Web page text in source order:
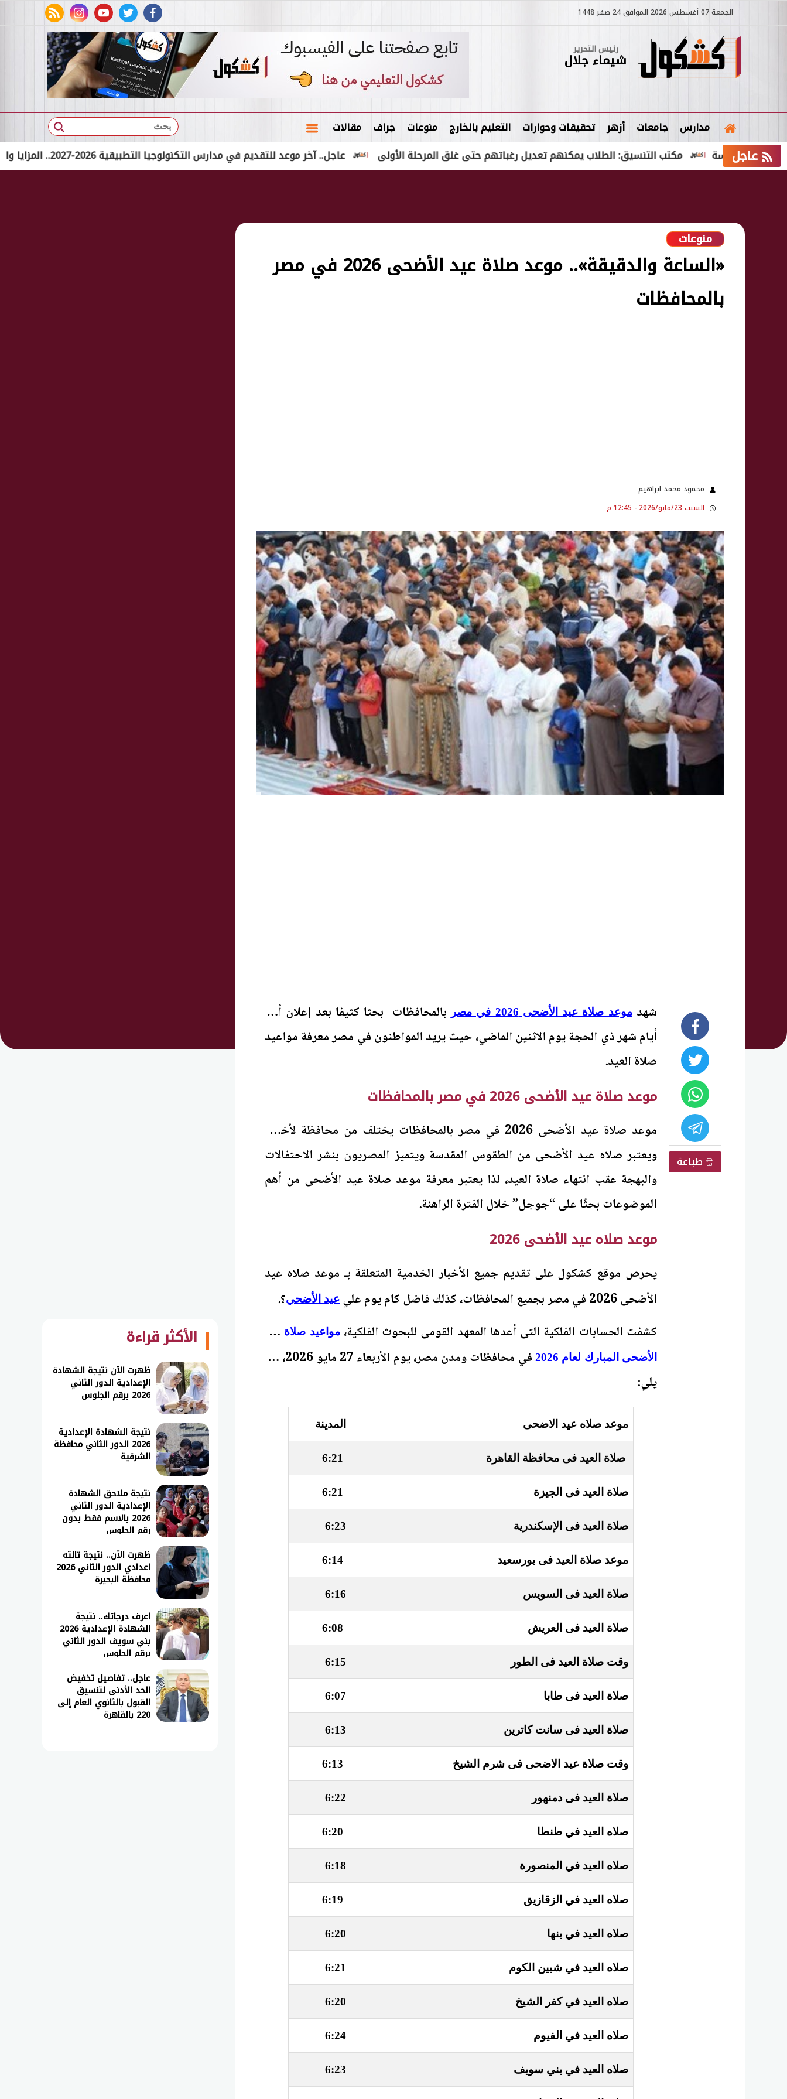
الجمعة 07 أغسطس 2026 الموافق 24 صفر 1448
facebook
twitter
youtube
instagram
rss feed
رئيس التحرير
شيماء جلال
مدارس جامعات أزهر تحقيقات وحوارات التعليم بالخارج منوعات جراف مقالات بحث
عاجل عاجل.. آخر موعد للتقديم في مدارس التكنولوجيا التطبيقية 2026-2027.. المزايا والتخصصات المتاحة مكتب التنسيق: الطلاب يمكنهم تعديل رغباتهم حتى غلق المرحلة الأولى
منوعات
«الساعة والدقيقة».. موعد صلاة عيد الأضحى 2026 في مصر
بالمحافظات
محمود محمد ابراهيم
السبت 23/مايو/2026 - 12:45 م
طباعة
شهدموعد صلاة عيد الأضحى 2026 في مصر
بالمحافظات بحثا كثيفا بعد إعلان أول
أيام شهر ذي الحجة يوم الاثنين الماضي، حيث يريد المواطنون في مصر معرفة مواعيد
صلاة العيد.
موعد صلاة عيد الأضحى 2026 في مصر بالمحافظات
موعد صلاة عيد الأضحى 2026 في مصر بالمحافظات يختلف من محافظة لأخرى،
ويعتبر صلاه عيد الأضحى من الطقوس المقدسة ويتميز المصريون بنشر الاحتفالات
والبهجة عقب انتهاء صلاة العيد، لذا يعتبر معرفة موعد صلاة عيد الأضحى من أهم
الموضوعات بحثًا على “جوجل” خلال الفترة الراهنة.
موعد صلاه عيد الأضحى 2026
يحرص موقع كشكول على تقديم جميع الأخبار الخدمية المتعلقة بـ موعد صلاه عيد
الأضحى 2026 في مصر بجميع المحافظات، كذلك فاضل كام يوم علي
عيد الأضحي؟.
كشفت الحسابات الفلكية التى أعدها المعهد القومى للبحوث الفلكية،مواعيد صلاة عيد
الأضحى المبارك لعام 2026
في محافظات ومدن مصر، يوم الأربعاء 27 مايو 2026، كما
يلي:
موعد صلاه عيد الاضحى المدينة
صلاة العيد فى محافظة القاهرة
صلاة العيد فى ​الجيزة
صلاة العيد فى ​الإسكندرية 6:23
موعد صلاة العيد فى ​بورسعيد
صلاة العيد فى ​السويس 6:16
صلاة العيد فى ​العريش
وقت صلاة العيد فى ​الطور 6:15
صلاة العيد فى ​طابا 6:07
صلاة العيد فى سانت كاترين 6:13
وقت ​صلاة عيد الاضحى فى شرم الشيخ
صلاة العيد فى ​دمنهور 6:22
صلاه العيد في ​طنطا
صلاه العيد في المنصورة 6:18
صلاه العيد في الزقازيق
صلاه العيد في بنها 6:20
صلاه العيد في شبين الكوم 6:21
صلاه العيد في كفر الشيخ 6:20
صلاه العيد في الفيوم 6:24
صلاه العيد في بني سويف 6:23
الأكثر قراءة
ظهرت الآن نتيجة الشهادة
الإعدادية الدور الثاني
2026 برقم الجلوس
نتيجة الشهادة الإعدادية
2026 الدور الثاني محافظة
الشرقية
نتيجة ملاحق الشهادة
الإعدادية الدور الثاني
2026 بالاسم فقط بدون
رقم الجلوس
ظهرت الآن.. نتيجة تالته
اعدادي الدور الثاني 2026
محافظة البحيرة
اعرف درجاتك.. نتيجة
الشهادة الإعدادية 2026
بني سويف الدور الثاني
برقم الجلوس
عاجل.. تفاصيل تخفيض
الحد الأدنى لتنسيق
القبول بالثانوي العام إلى
220 بالقاهرة